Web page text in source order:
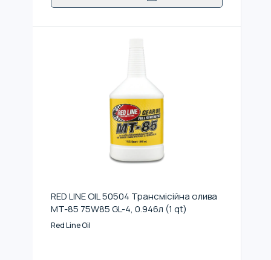
RED LINE OIL 50504 Трансмісійна олива
MT-85 75W85 GL-4, 0.946л (1 qt)
Red Line Oil